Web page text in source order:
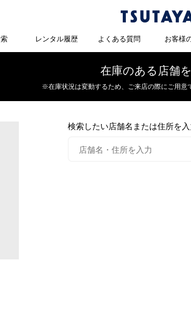
レンタル履歴 よくある質問 お客様
在庫のある店舗
※在庫状況は変動するため、 ご来店の際にご用意
検索したい店舗名または住所を